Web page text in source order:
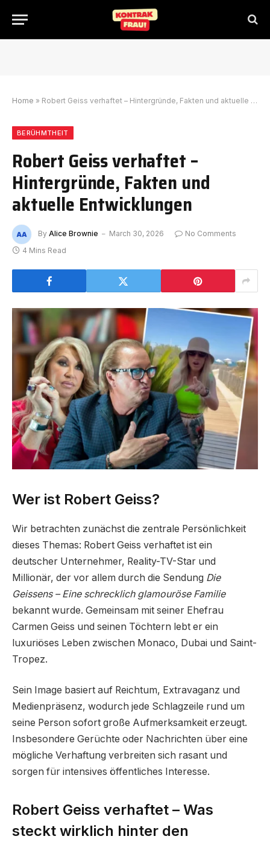
Home » Robert Geiss verhaftet – Hintergründe, Fakten und aktuelle Entwicklungen
BERÜHMTHEIT
Robert Geiss verhaftet –
Hintergründe, Fakten und
aktuelle Entwicklungen
By Alice Brownie March 30, 2026
No Comments
4 Mins Read
Wer ist Robert Geiss?
Wir betrachten zunächst die zentrale Persönlichkeit
dieses Themas: Robert Geiss verhaftet ist ein
deutscher Unternehmer, Reality-TV-Star und
Millionär, der vor allem durch die Sendung Die
Geissens – Eine schrecklich glamouröse Familie
bekannt wurde. Gemeinsam mit seiner Ehefrau
Carmen Geiss und seinen Töchtern lebt er ein
luxuriöses Leben zwischen Monaco, Dubai und Saint-
Tropez.
Sein Image basiert auf Reichtum, Extravaganz und
Medienpräsenz, wodurch jede Schlagzeile rund um
seine Person sofort große Aufmerksamkeit erzeugt.
Insbesondere Gerüchte oder Nachrichten über eine
mögliche Verhaftung verbreiten sich rasant und
sorgen für intensives öffentliches Interesse.
Robert Geiss verhaftet – Was
steckt wirklich hinter den